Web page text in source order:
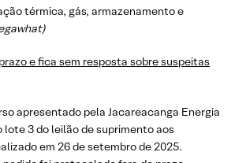
térmica, gás, armazenamento e
e fica sem resposta sobre suspeitas
apresentado pela Jacareacanga Energia
3 do leilão de suprimento aos
em 26 de setembro de 2025.